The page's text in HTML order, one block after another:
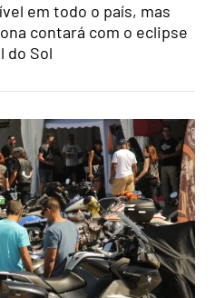
em todo o país, mas
contará com o eclipse
do Sol